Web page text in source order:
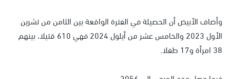
وأضاف الأبيض أن الحصيلة في الفترة الواقعة بين الثامن من تشرين
الأول 2023 والخامس عشر من أيلول 2024 فهي 610 قتيلا، بينهم
38 امرأة و17 طفلا.